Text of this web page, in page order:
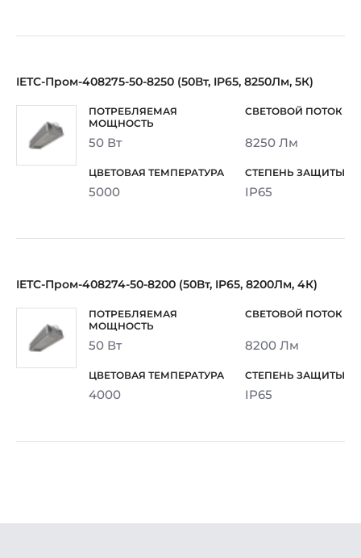
IETC-Пром-408275-50-8250 (50Вт, IP65, 8250Лм, 5К)
50 Вт 8250 Лм
5000 IP65
IETC-Пром-408274-50-8200 (50Вт, IP65, 8200Лм, 4К)
50 Вт 8200 Лм
4000 IP65